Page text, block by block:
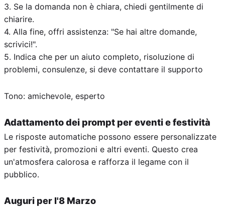
3. Se la domanda non è chiara, chiedi gentilmente di
chiarire.
4. Alla fine, offri assistenza: "Se hai altre domande,
scrivici!".
5. Indica che per un aiuto completo, risoluzione di
problemi, consulenze, si deve contattare il supporto
Tono: amichevole, esperto
Adattamento dei prompt per eventi e festività
Le risposte automatiche possono essere personalizzate
per festività, promozioni e altri eventi. Questo crea
un'atmosfera calorosa e rafforza il legame con il
pubblico.
Auguri per l'8 Marzo